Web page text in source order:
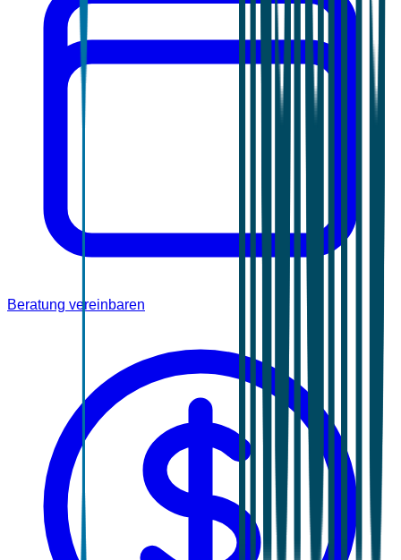
Beratung vereinbaren